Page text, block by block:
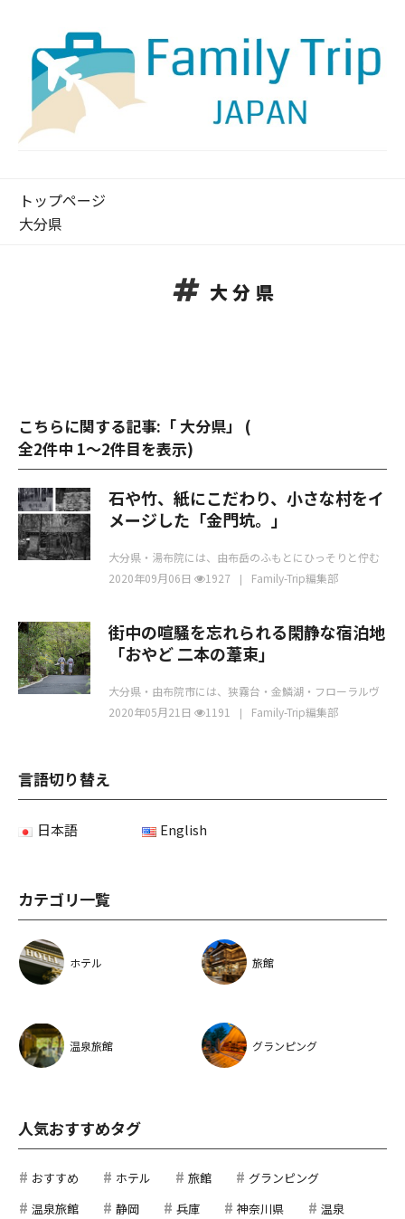
トップページ
大分県
大分県
こちらに関する記事:「 大分県」 (
全2件中 1〜2件目を表示)
石や竹、紙にこだわり、小さな村をイ
メージした「金門坑。」
大分県・湯布院には、由布岳のふもとにひっそりと佇む
温泉郷「由布院温泉」、豊後富士の愛称でも親しまれる
2020年09月06日 1927 Family-Trip編集部
街中の喧騒を忘れられる閑静な宿泊地
「おやど 二本の葦束」
大分県・由布院市には、狭霧台・金鱗湖・フローラルヴ
ィレッジ・湯の坪街道など、見て楽しめる観光スポット
2020年05月21日 1191 Family-Trip編集部
言語切り替え
日本語 English
カテゴリ一覧
ホテル 旅館
温泉旅館 グランピング
人気おすすめタグ
おすすめ ホテル 旅館
グランピング
温泉旅館
静岡 兵庫 神奈川県
温泉